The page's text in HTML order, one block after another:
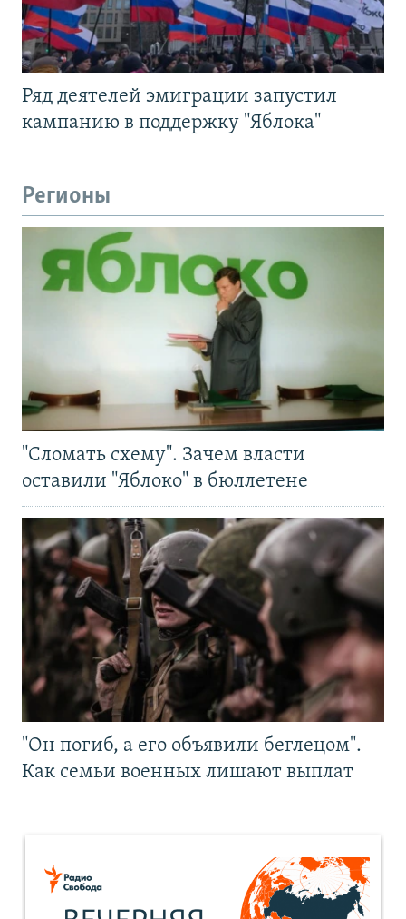
Ряд деятелей эмиграции запустил
кампанию в поддержку "Яблока"
Регионы
"Сломать схему". Зачем власти
оставили "Яблоко" в бюллетене
"Он погиб, а его объявили беглецом".
Как семьи военных лишают выплат